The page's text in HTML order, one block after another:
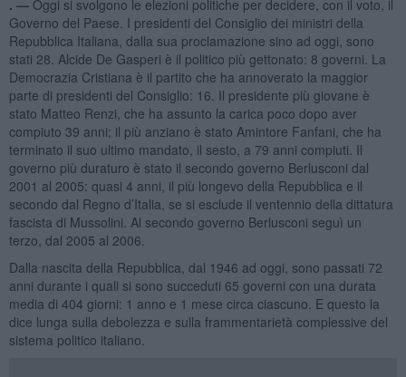
. — Oggi si svolgono le elezioni politiche per decidere, con il voto, il
Governo del Paese. I presidenti del Consiglio dei ministri della
Repubblica Italiana, dalla sua proclamazione sino ad oggi, sono
stati 28. Alcide De Gasperi è il politico più gettonato: 8 governi. La
Democrazia Cristiana è il partito che ha annoverato la maggior
parte di presidenti del Consiglio: 16. Il presidente più giovane è
stato Matteo Renzi, che ha assunto la carica poco dopo aver
compiuto 39 anni; il più anziano è stato Amintore Fanfani, che ha
terminato il suo ultimo mandato, il sesto, a 79 anni compiuti. Il
governo più duraturo è stato il secondo governo Berlusconi dal
2001 al 2005: quasi 4 anni, il più longevo della Repubblica e il
secondo dal Regno d’Italia, se si esclude il ventennio della dittatura
fascista di Mussolini. Al secondo governo Berlusconi seguì un
terzo, dal 2005 al 2006.
Dalla nascita della Repubblica, dal 1946 ad oggi, sono passati 72
anni durante i quali si sono succeduti 65 governi con una durata
media di 404 giorni: 1 anno e 1 mese circa ciascuno. E questo la
dice lunga sulla debolezza e sulla frammentarietà complessive del
sistema politico italiano.